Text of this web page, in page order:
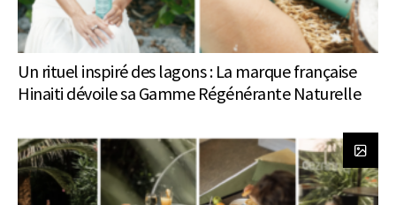
Un rituel inspiré des lagons : La marque française
Hinaiti dévoile sa Gamme Régénérante Naturelle